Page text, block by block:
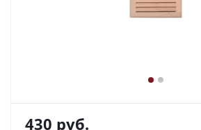
430 руб.